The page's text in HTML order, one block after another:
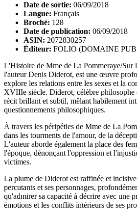
Date de sortie: 06/09/2018
Langue: Français
Broché: 128
Date de publication: 06/09/2018
ASIN: 2072830257
Éditeur: FOLIO (DOMAINE
L'Histoire de Mme de La Pommeraye/Sur
l'auteur Denis Diderot, est une œuvre
explore les relations entre les sexes et la
XVIIIe siècle. Diderot, célèbre
récit brillant et subtil, mêlant habilement
questionnements philosophiques.
À travers les péripéties de Mme de La
dans les tourments de l'amour, de la
L'auteur aborde également la place des
l'époque, dénonçant l'oppression et
victimes.
La plume de Diderot est raffinée et
percutants et ses personnages,
qu'admirer sa capacité à décrire avec une
émotions et les conflits intérieurs de ses